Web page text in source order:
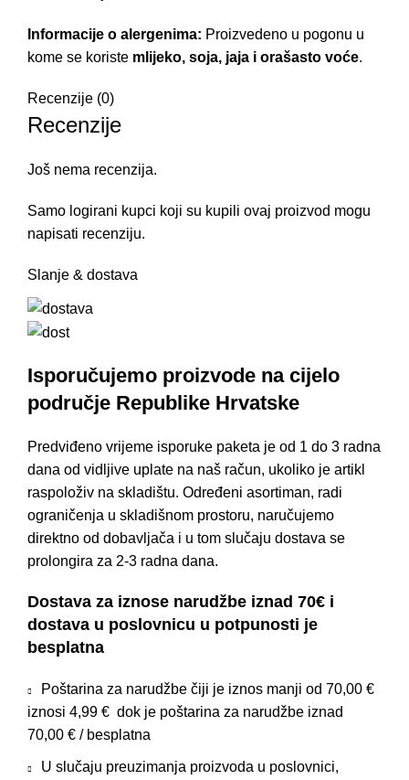
Informacije o alergenima: Proizvedeno u pogonu u
kome se koriste mlijeko, soja, jaja i orašasto voće.
Recenzije (0)
Recenzije
Još nema recenzija.
Samo logirani kupci koji su kupili ovaj proizvod mogu
napisati recenziju.
Slanje & dostava
Isporučujemo proizvode na cijelo
područje Republike Hrvatske
Predviđeno vrijeme isporuke paketa je od 1 do 3 radna
dana od vidljive uplate na naš račun, ukoliko je artikl
raspoloživ na skladištu. Određeni asortiman, radi
ograničenja u skladišnom prostoru, naručujemo
direktno od dobavljača i u tom slučaju dostava se
prolongira za 2-3 radna dana.
Dostava za iznose narudžbe iznad 70€ i
dostava u poslovnicu u potpunosti je
besplatna
Poštarina za narudžbe čiji je iznos manji od 70,00 €
iznosi 4,99 € dok je poštarina za narudžbe iznad
70,00 € / besplatna
U slučaju preuzimanja proizvoda u poslovnici,